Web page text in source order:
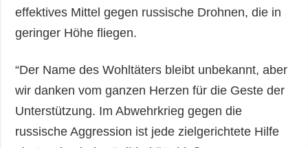
effektives Mittel gegen russische Drohnen, die in
geringer Höhe fliegen.
“Der Name des Wohltäters bleibt unbekannt, aber
wir danken vom ganzen Herzen für die Geste der
Unterstützung. Im Abwehrkrieg gegen die
russische Aggression ist jede zielgerichtete Hilfe